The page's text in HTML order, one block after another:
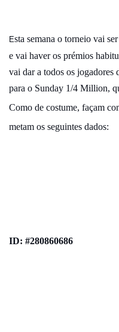
Esta semana o torneio vai
e vai haver os prémios
vai dar a todos os jogadores
para o Sunday 1/4 Million,
Como de costume, façam
metam os seguintes dados:
ID: #280860686